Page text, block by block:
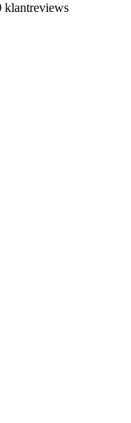
klantreviews